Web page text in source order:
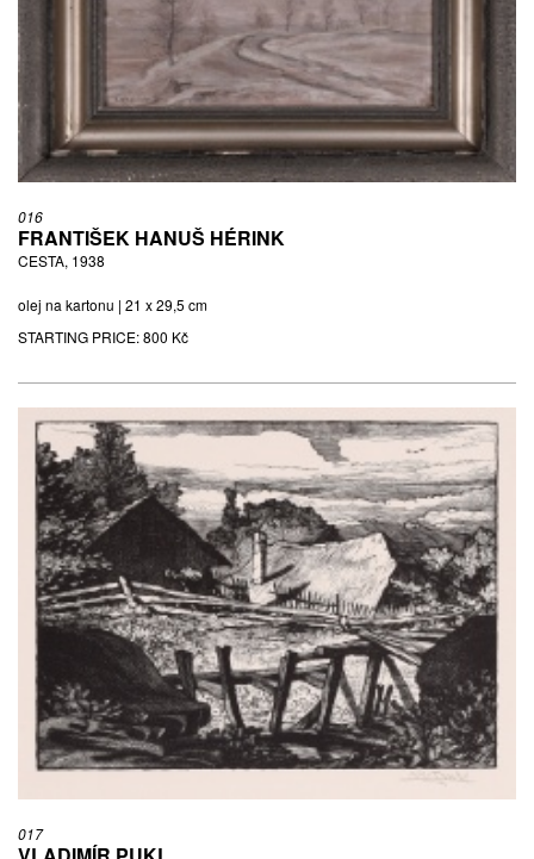
016
FRANTIŠEK HANUŠ HÉRINK
CESTA, 1938
olej na kartonu | 21 x 29,5 cm
STARTING PRICE:800 Kč
017